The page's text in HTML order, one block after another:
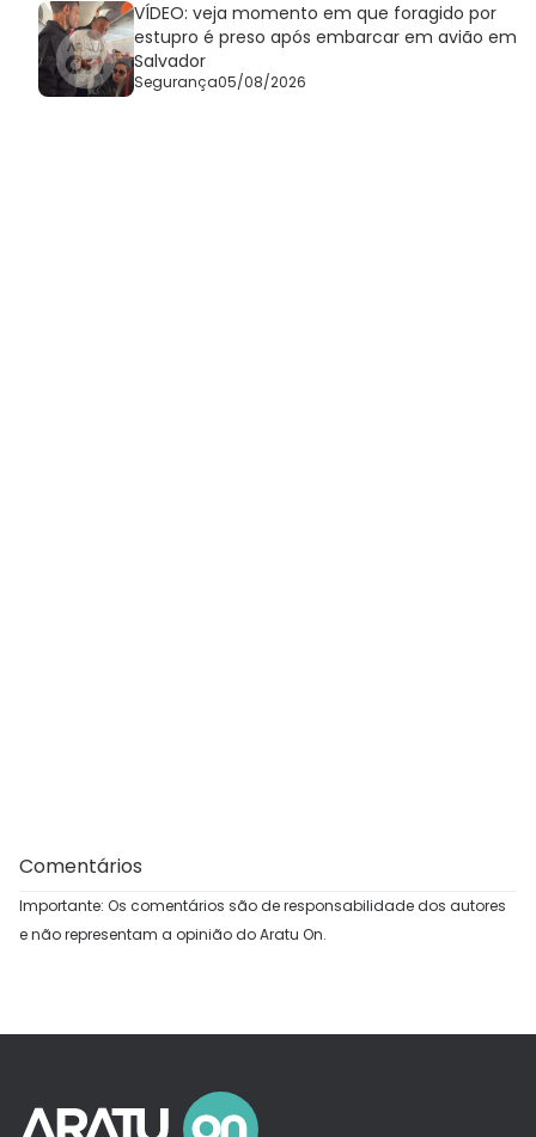
VÍDEO: veja momento em que foragido por
estupro é preso após embarcar em avião em
Salvador
Segurança05/08/2026
Comentários
Importante: Os comentários são de responsabilidade dos autores
e não representam a opinião do Aratu On.